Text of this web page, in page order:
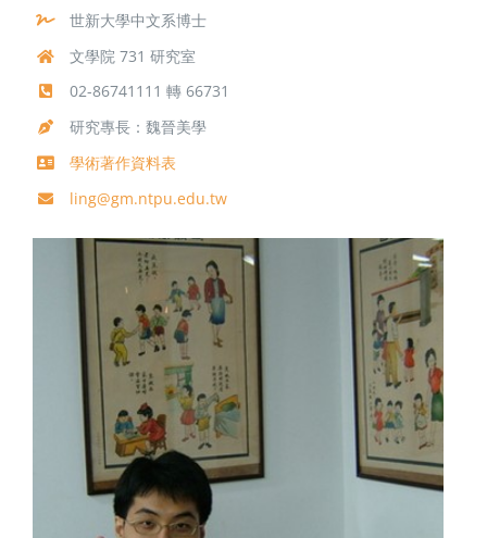
世新大學中文系博士
文學院 731 研究室
02-86741111 轉 66731
研究專長：魏晉美學
學術著作資料表
ling@gm.ntpu.edu.tw